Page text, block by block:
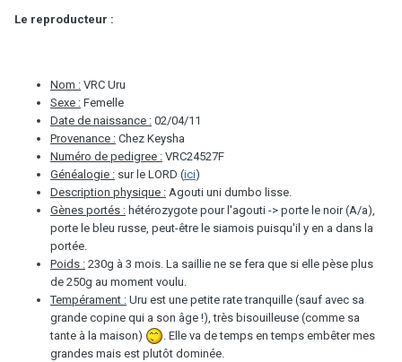
Le reproducteur :
Nom : VRC Uru
Sexe : Femelle
Date de naissance : 02/04/11
Provenance : Chez Keysha
Numéro de pedigree : VRC24527F
Généalogie : sur le LORD (ici)
Description physique : Agouti uni dumbo lisse.
Gènes portés : hétérozygote pour l'agouti -> porte le noir (A/a),
porte le bleu russe, peut-être le siamois puisqu'il y en a dans la
portée.
Poids : 230g à 3 mois. La saillie ne se fera que si elle pèse plus
de 250g au moment voulu.
Tempérament : Uru est une petite rate tranquille (sauf avec sa
grande copine qui a son âge !), très bisouilleuse (comme sa
tante à la maison)
. Elle va de temps en temps embêter mes
grandes mais est plutôt dominée.